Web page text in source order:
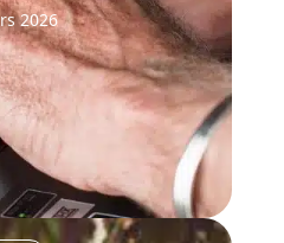
2026